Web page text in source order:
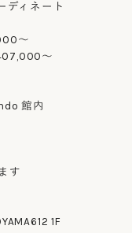
ディネート
～
～
館内
す
1F